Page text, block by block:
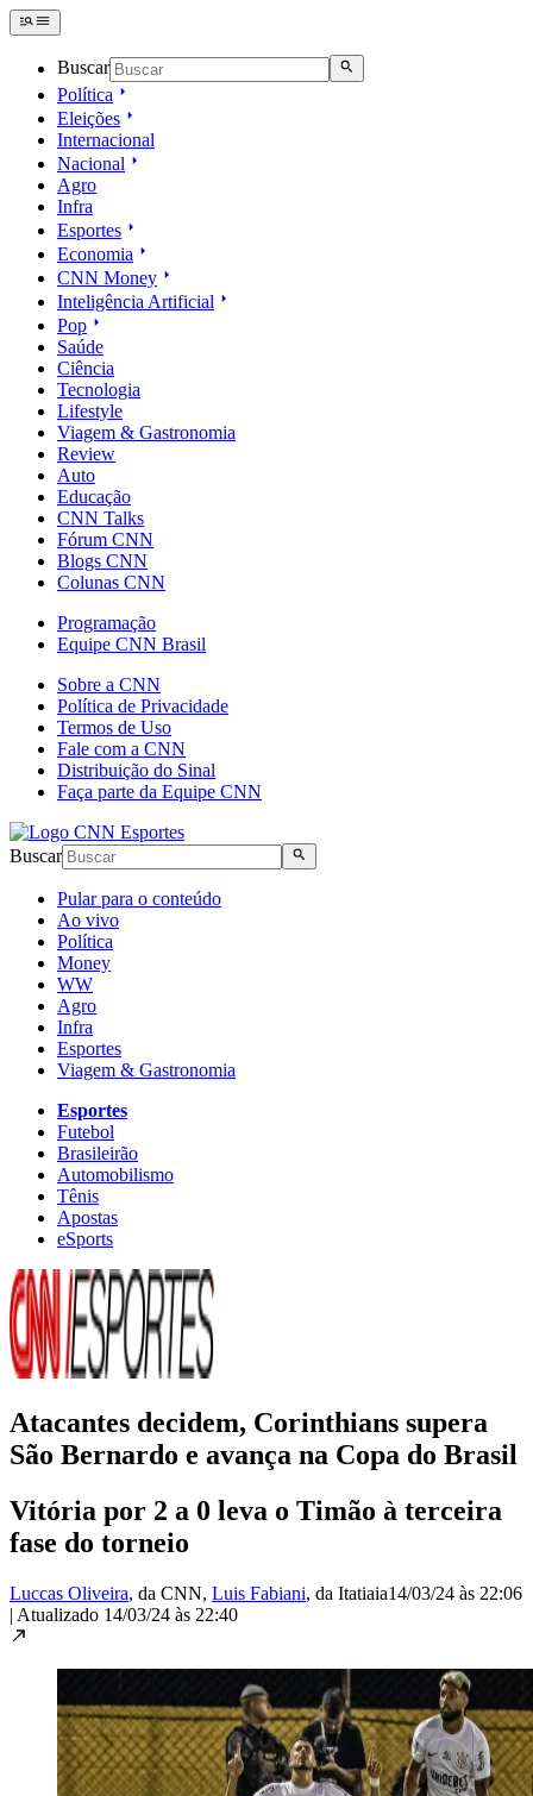
Buscar
Política
Eleições
Internacional
Nacional
Agro
Infra
Esportes
Economia
CNN Money
Inteligência Artificial
Pop
Saúde
Ciência
Tecnologia
Lifestyle
Viagem & Gastronomia
Review
Auto
Educação
CNN Talks
Fórum CNN
Blogs CNN
Colunas CNN
Programação
Equipe CNN Brasil
Sobre a CNN
Política de Privacidade
Termos de Uso
Fale com a CNN
Distribuição do Sinal
Faça parte da Equipe CNN
Buscar
Pular para o conteúdo
Ao vivo
Política
Money
WW
Agro
Infra
Esportes
Viagem & Gastronomia
Esportes
Futebol
Brasileirão
Automobilismo
Tênis
Apostas
eSports
Atacantes decidem, Corinthians supera
São Bernardo e avança na Copa do Brasil
Vitória por 2 a 0 leva o Timão à terceira
fase do torneio
Luccas Oliveira, da CNN, Luis Fabiani, da Itatiaia14/03/24 às 22:06
| Atualizado 14/03/24 às 22:40